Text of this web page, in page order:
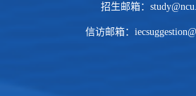
招生邮箱：
信访邮箱：